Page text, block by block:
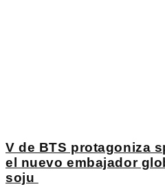
V de BTS protagoniza
el nuevo embajador
soju